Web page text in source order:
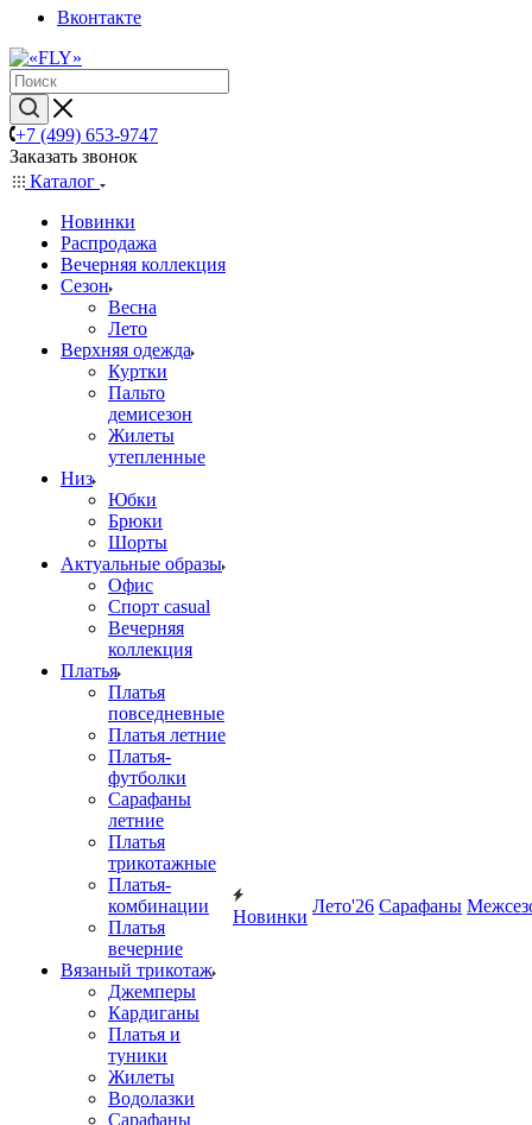
Вконтакте
+7 (499) 653-9747
Заказать звонок
Каталог
Новинки
Распродажа
Вечерняя коллекция
Сезон
Весна
Лето
Верхняя одежда
Куртки
Пальто
демисезон
Жилеты
утепленные
Низ
Юбки
Брюки
Шорты
Актуальные образы
Офис
Спорт casual
Вечерняя
коллекция
Платья
Платья
повседневные
Платья летние
Платья-
футболки
Сарафаны
летние
Платья
трикотажные
Платья-
комбинации
Платья
вечерние
Вязаный трикотаж
Джемперы
Кардиганы
Платья и
туники
Жилеты
Водолазки
Сарафаны
Новинки
Лето'26 Сарафаны